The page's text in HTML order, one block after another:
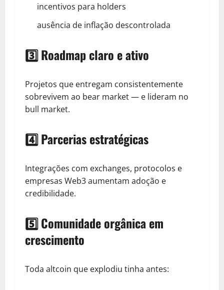
incentivos para holders
ausência de inflação descontrolada
3️⃣ Roadmap claro e ativo
Projetos que entregam consistentemente
sobrevivem ao bear market — e lideram no
bull market.
4️⃣ Parcerias estratégicas
Integrações com exchanges, protocolos e
empresas Web3 aumentam adoção e
credibilidade.
5️⃣ Comunidade orgânica em
crescimento
Toda altcoin que explodiu tinha antes: